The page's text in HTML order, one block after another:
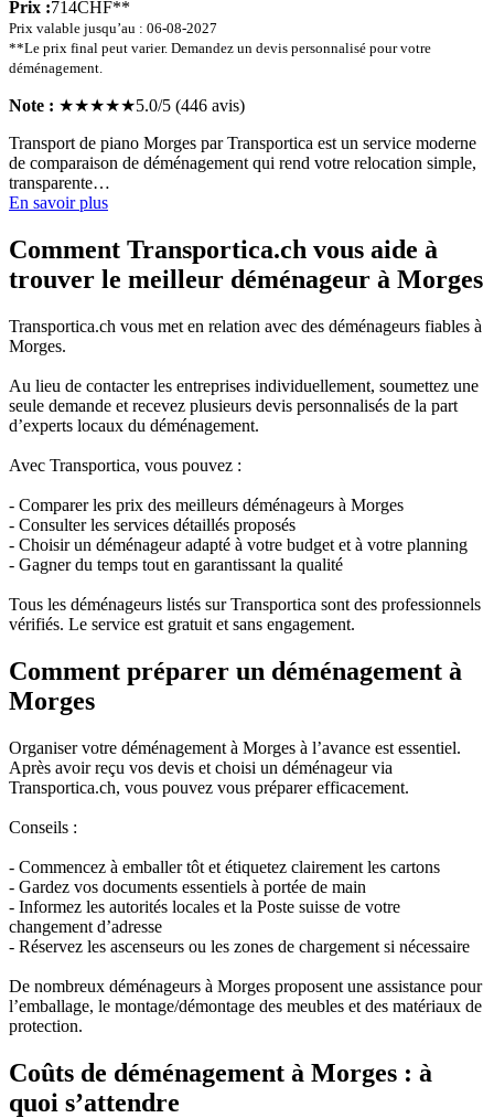
Prix :714CHF**
Prix valable jusqu’au : 06-08-2027
**Le prix final peut varier. Demandez un devis personnalisé pour votre
déménagement.
Note : ★★★★★5.0/5 (446 avis)
Transport de piano Morges par Transportica est un service moderne
de comparaison de déménagement qui rend votre relocation simple,
transparente…
En savoir plus
Comment Transportica.ch vous aide à
trouver le meilleur déménageur à Morges
Transportica.ch vous met en relation avec des déménageurs fiables à
Morges.
Au lieu de contacter les entreprises individuellement, soumettez une
seule demande et recevez plusieurs devis personnalisés de la part
d’experts locaux du déménagement.
Avec Transportica, vous pouvez :
- Comparer les prix des meilleurs déménageurs à Morges
- Consulter les services détaillés proposés
- Choisir un déménageur adapté à votre budget et à votre planning
- Gagner du temps tout en garantissant la qualité
Tous les déménageurs listés sur Transportica sont des professionnels
vérifiés. Le service est gratuit et sans engagement.
Comment préparer un déménagement à
Morges
Organiser votre déménagement à Morges à l’avance est essentiel.
Après avoir reçu vos devis et choisi un déménageur via
Transportica.ch, vous pouvez vous préparer efficacement.
Conseils :
- Commencez à emballer tôt et étiquetez clairement les cartons
- Gardez vos documents essentiels à portée de main
- Informez les autorités locales et la Poste suisse de votre
changement d’adresse
- Réservez les ascenseurs ou les zones de chargement si nécessaire
De nombreux déménageurs à Morges proposent une assistance pour
l’emballage, le montage/démontage des meubles et des matériaux de
protection.
Coûts de déménagement à Morges : à
quoi s’attendre